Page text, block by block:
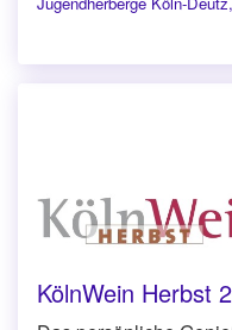
KölnWein Herbst